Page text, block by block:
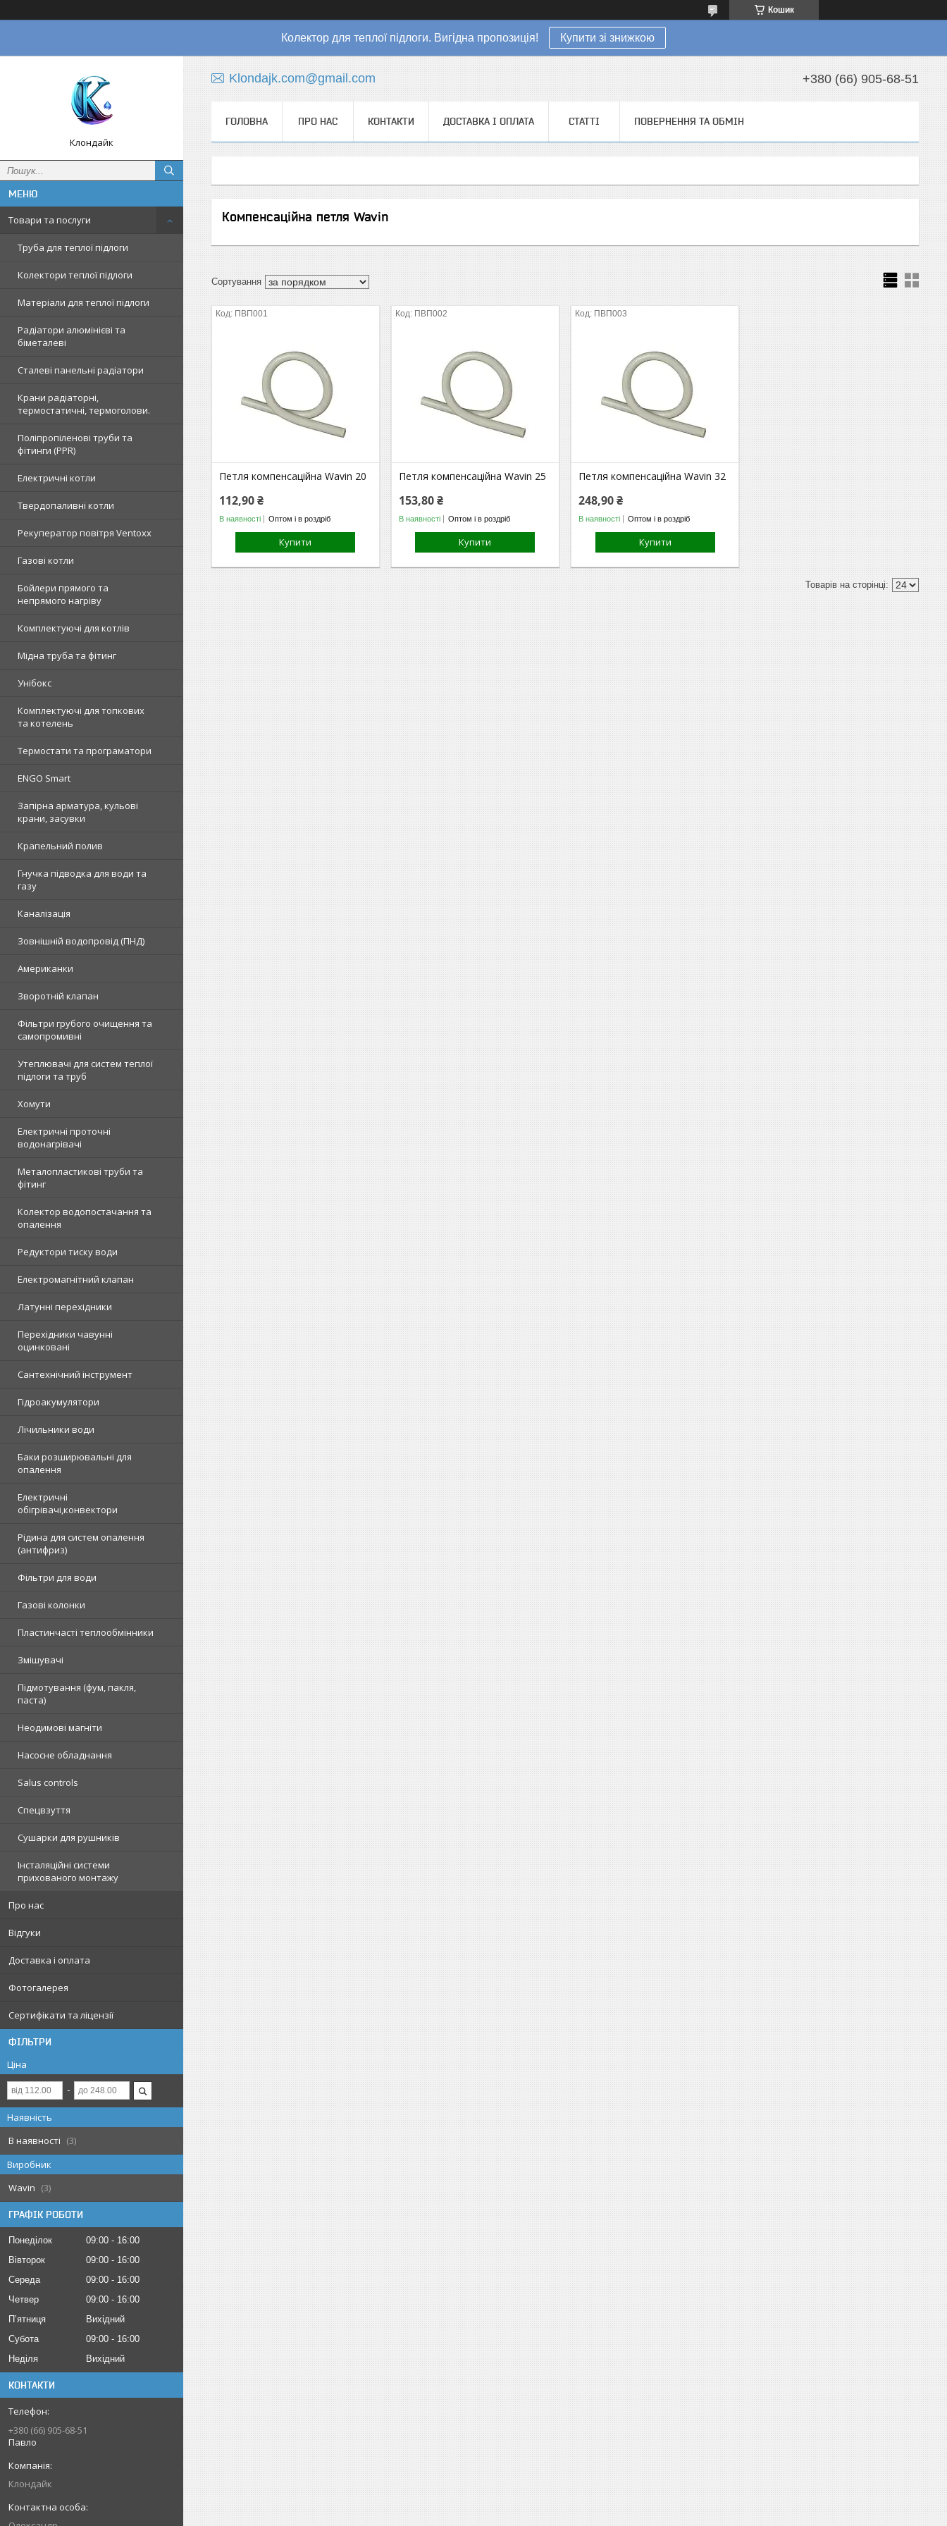
Кошик
Колектор для теплої підлоги. Вигідна пропозиція! Купити зі знижкою
Клондайк
Товари та послуги
Труба для теплої підлоги
Колектори теплої підлоги
Матеріали для теплої підлоги
Радіатори алюмінієві та
біметалеві
Сталеві панельні радіатори
Крани радіаторні,
термостатичні, термоголови.
Поліпропіленові труби та
фітинги (PPR)
Електричні котли
Твердопаливні котли
Рекуператор повітря Ventoxx
Газові котли
Бойлери прямого та
непрямого нагріву
Комплектуючі для котлів
Мідна труба та фітинг
Унібокс
Комплектуючі для топкових
та котелень
Термостати та програматори
ENGO Smart
Запірна арматура, кульові
крани, засувки
Крапельний полив
Гнучка підводка для води та
газу
Каналізація
Зовнішній водопровід (ПНД)
Американки
Зворотній клапан
Фільтри грубого очищення та
самопромивні
Утеплювачі для систем теплої
підлоги та труб
Хомути
Електричні проточні
водонагрівачі
Металопластикові труби та
фітинг
Колектор водопостачання та
опалення
Редуктори тиску води
Електромагнітний клапан
Латунні перехідники
Перехідники чавунні
оцинковані
Сантехнічний інструмент
Гідроакумулятори
Лічильники води
Баки розширювальні для
опалення
Електричні
обігрівачі,конвектори
Рідина для систем опалення
(антифриз)
Фільтри для води
Газові колонки
Пластинчасті теплообмінники
Змішувачі
Підмотування (фум, пакля,
паста)
Неодимові магніти
Насосне обладнання
Salus controls
Спецвзуття
Сушарки для рушників
Інсталяційні системи
прихованого монтажу
Про нас
Відгуки
Доставка і оплата
Фотогалерея
Сертифікати та ліцензії
ФІЛЬТРИ
Ціна
Наявність
В наявності
3
Виробник
Wavin
3
ГРАФІК РОБОТИ
Понеділок 09:00
16:00
Вівторок
09:00
16:00
Середа
09:00
16:00
Четвер
09:00
16:00
Пʼятниця
Вихідний
Субота
09:00
16:00
Неділя
Вихідний
КОНТАКТИ
+380 (66) 905-68-51
Павло
Клондайк
Klondajk.com@gmail.com +380 (66) 905-68-51
ГОЛОВНА ПРО НАС КОНТАКТИ ДОСТАВКА І ОПЛАТА СТАТТІ ПОВЕРНЕННЯ ТА ОБМІН
Компенсаційна петля Wavin
ПВП001
Петля компенсаційна Wavin 20
112,90 ₴
В наявності Оптом і в роздріб
Купити
ПВП002
Петля компенсаційна Wavin 25
153,80 ₴
В наявності Оптом і в роздріб
Купити
ПВП003
Петля компенсаційна Wavin 32
248,90 ₴
В наявності Оптом і в роздріб
Купити